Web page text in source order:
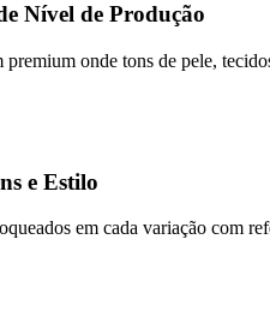
Nível de Produção
onde tons de pele,
e Estilo
em cada variação com